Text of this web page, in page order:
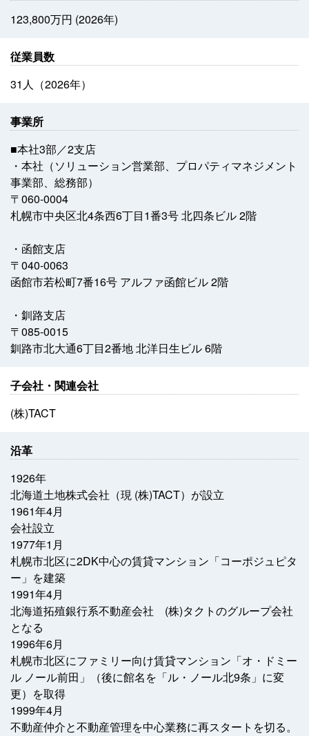
123,800万円 (2026年)
従業員数
31人（2026年）
事業所
■本社3部／2支店
・本社（ソリューション営業部、プロパティマネジメント
事業部、総務部）
〒060-0004
札幌市中央区北4条西6丁目1番3号 北四条ビル 2階
・函館支店
〒040-0063
函館市若松町7番16号 アルファ函館ビル 2階
・釧路支店
〒085-0015
釧路市北大通6丁目2番地 北洋日生ビル 6階
子会社・関連会社
(株)TACT
沿革
1926年
北海道土地株式会社（現 (株)TACT）が設立
1961年4月
会社設立
1977年1月
札幌市北区に2DK中心の賃貸マンション「コーポジュピタ
ー」を建築
1991年4月
北海道拓殖銀行系不動産会社 (株)タクトのグループ会社
となる
1996年6月
札幌市北区にファミリー向け賃貸マンション「オ・ドミー
ル ノール前田」（後に館名を「ル・ノール北9条」に変
更）を取得
1999年4月
不動産仲介と不動産管理を中心業務に再スタートを切る。